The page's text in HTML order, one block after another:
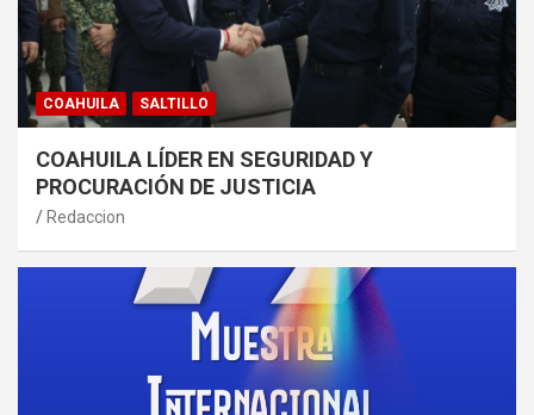
COAHUILA SALTILLO
COAHUILA LÍDER EN SEGURIDAD Y
PROCURACIÓN DE JUSTICIA
Redaccion